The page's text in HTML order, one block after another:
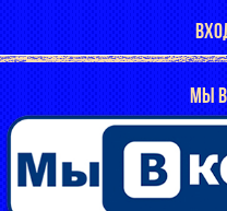
МЫ В